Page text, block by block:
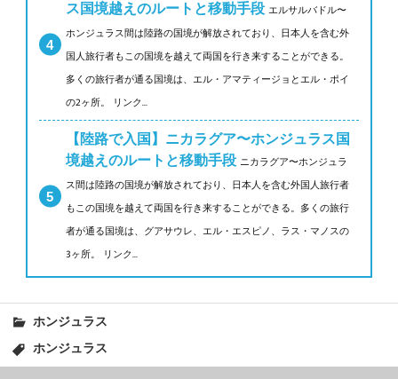
ス国境越えのルートと移動手段 エルサルバドル〜
ホンジュラス間は陸路の国境が解放されており、日本人を含む外
国人旅行者もこの国境を越えて両国を行き来することができる。
多くの旅行者が通る国境は、エル・アマティージョとエル・ポイ
の2ヶ所。 リンク...
【陸路で入国】ニカラグア〜ホンジュラス国
境越えのルートと移動手段 ニカラグア〜ホンジュラ
ス間は陸路の国境が解放されており、日本人を含む外国人旅行者
もこの国境を越えて両国を行き来することができる。多くの旅行
者が通る国境は、グアサウレ、エル・エスピノ、ラス・マノスの
3ヶ所。 リンク...
ホンジュラス
ホンジュラス